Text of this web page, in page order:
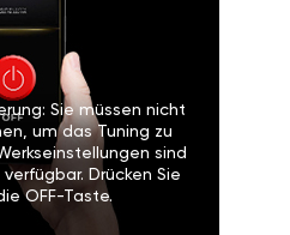
Sie müssen nicht
um das Tuning zu
sind
Drücken Sie
OFF-Taste.